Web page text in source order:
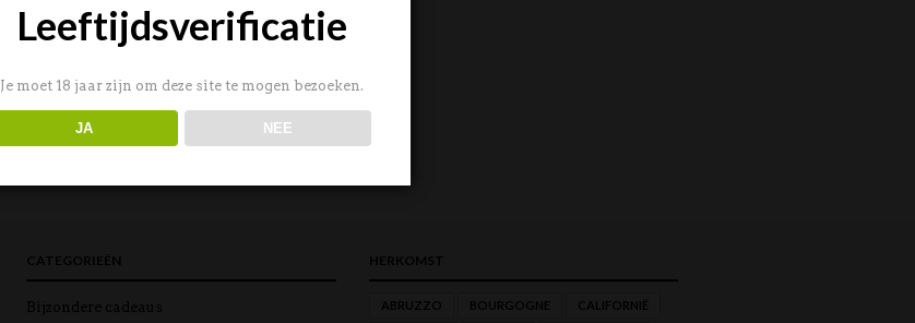
CATEGORIEËN
Bijzondere cadeaus
HERKOMST
ABRUZZO BOURGOGNE CALIFORNIË
Leeftijdsverificatie
Je moet 18 jaar zijn om deze site te mogen bezoeken.
JA NEE